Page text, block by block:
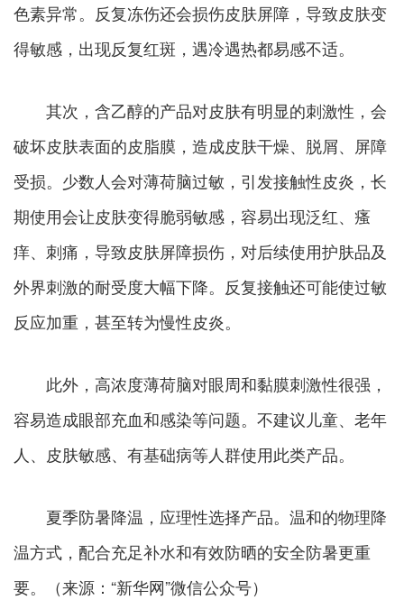
色素异常。反复冻伤还会损伤皮肤屏障，导致皮肤变
得敏感，出现反复红斑，遇冷遇热都易感不适。
其次，含乙醇的产品对皮肤有明显的刺激性，会
破坏皮肤表面的皮脂膜，造成皮肤干燥、脱屑、屏障
受损。 少数人会对薄荷脑过敏，引发接触性皮炎，长
期使用会让皮肤变得脆弱敏感，容易出现泛红、瘙
痒、刺痛，导致皮肤屏障损伤，对后续使用护肤品及
外界刺激的耐受度大幅下降。反复接触还可能使过敏
反应加重，甚至转为慢性皮炎。
此外，高浓度薄荷脑对眼周和黏膜刺激性很强，
容易造成眼部充血和感染等问题。不建议儿童、老年
人、皮肤敏感、有基础病等人群使用此类产品。
夏季防暑降温，应理性选择产品。温和的物理降
温方式，配合充足补水和有效防晒的安全防暑更重
要。（来源：“新华网”微信公众号）